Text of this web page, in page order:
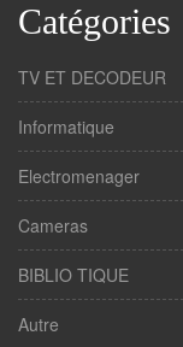
Catégories
TV ET DECODEUR
Informatique
Electromenager
Cameras
BIBLIO TIQUE
Autre